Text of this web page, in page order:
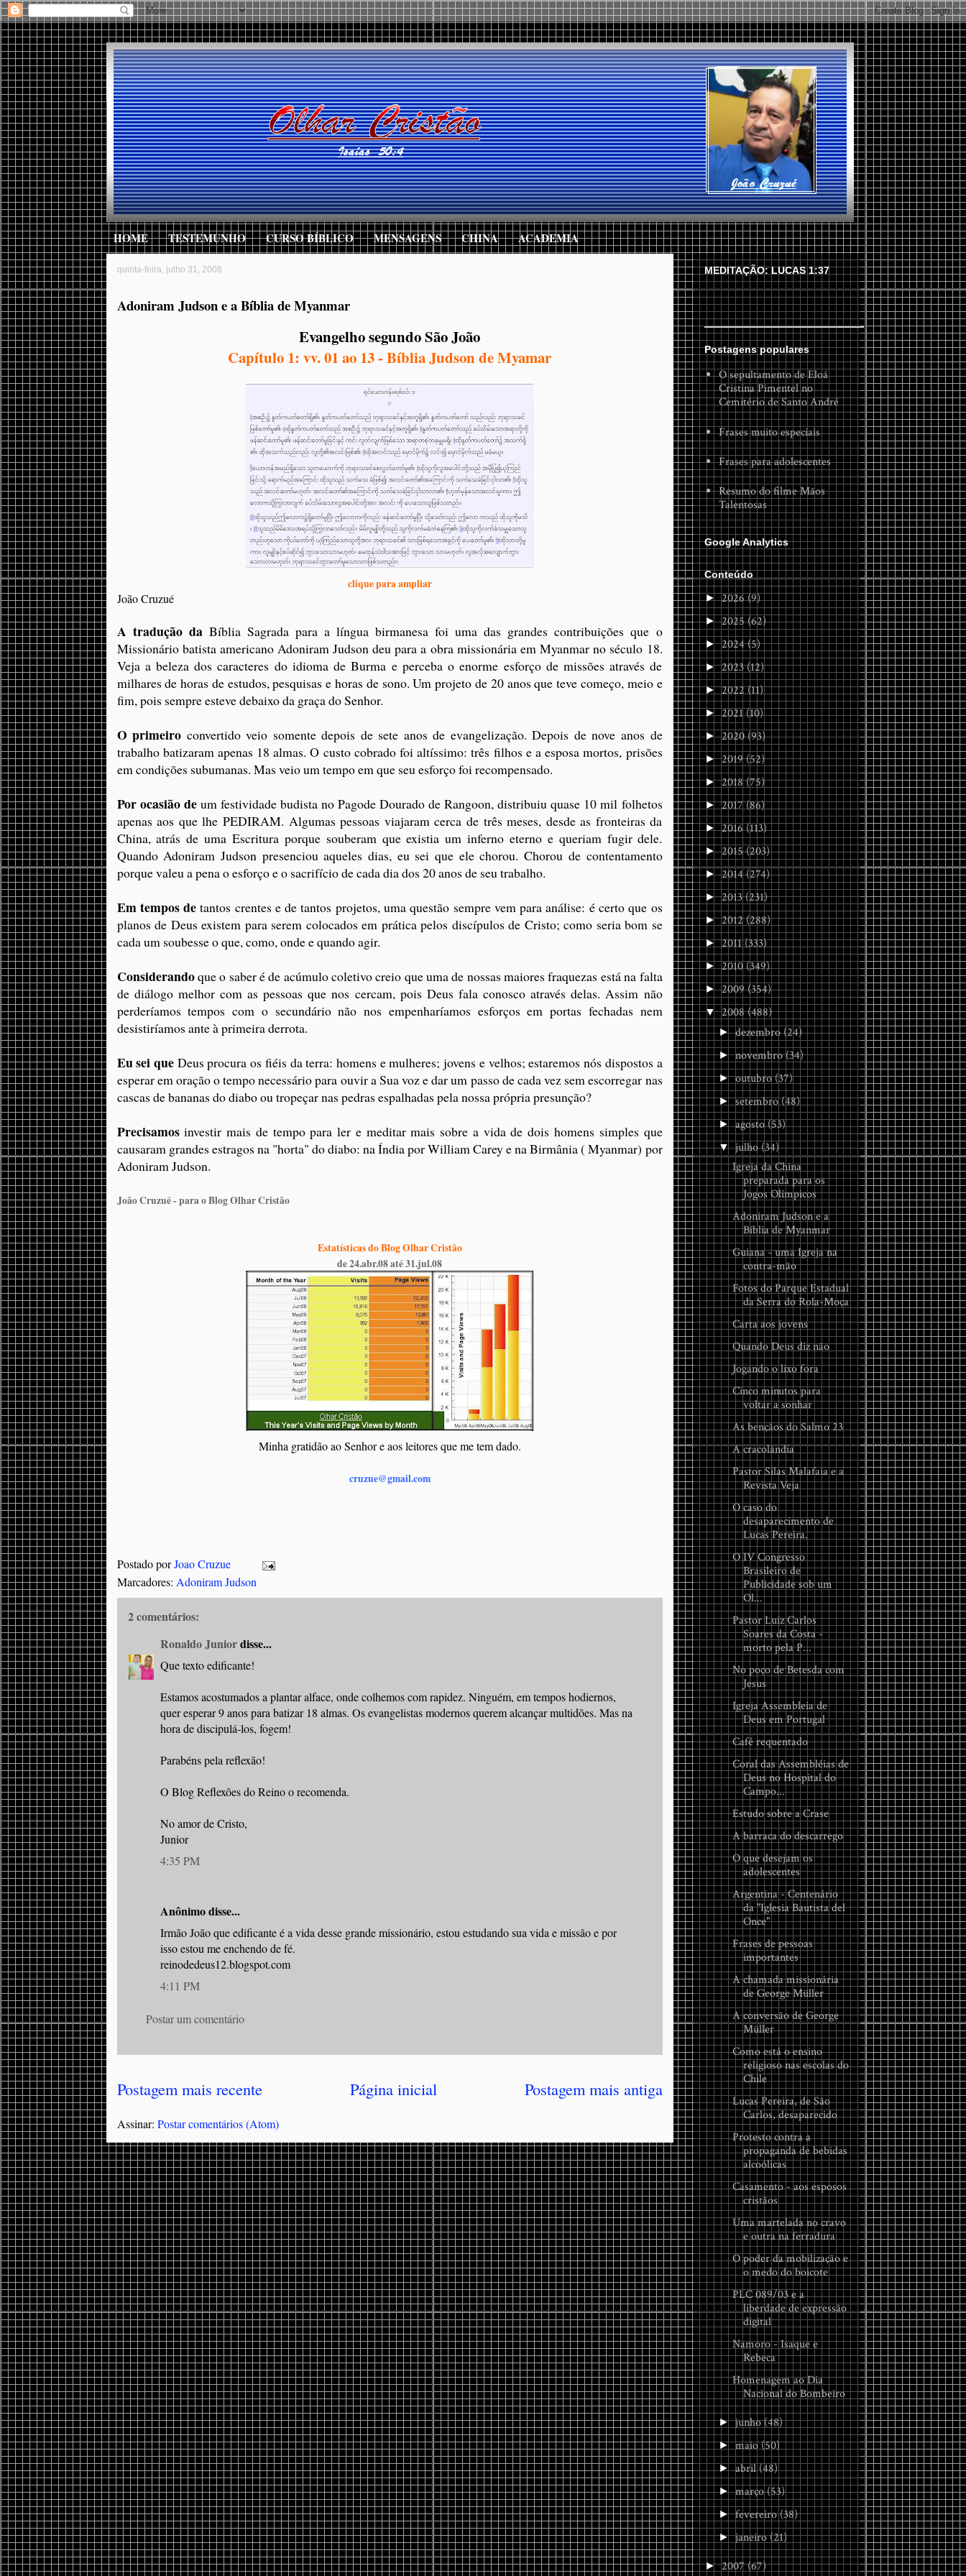
HOME TESTEMUNHO CURSO BÍBLICO MENSAGENS CHINA ACADEMIA
quinta-feira, julho 31, 2008
Adoniram Judson e a Bíblia de Myanmar
Evangelho segundo São João
Capítulo 1: vv. 01 ao 13 - Bíblia Judson de Myamar
clique para ampliar
João Cruzué
A tradução daBíblia Sagrada para a língua birmanesa foi uma das grandes contribuições que o
Missionário batista americano Adoniram Judson deu para a obra missionária em Myanmar no século 18.
Veja a beleza dos caracteres do idioma de Burma e perceba o enorme esforço de missões através de
milhares de horas de estudos, pesquisas e horas de sono. Um projeto de 20 anos que teve começo, meio e
fim, pois sempre esteve debaixo da graça do Senhor.
O primeiro convertido veio somente depois de sete anos de evangelização. Depois de nove anos de
trabalho batizaram apenas 18 almas. O custo cobrado foi altíssimo: três filhos e a esposa mortos, prisões
em condições subumanas. Mas veio um tempo em que seu esforço foi recompensado.
Por ocasião deum festividade budista no Pagode Dourado de Rangoon, distribuiu quase 10 mil folhetos
apenas aos que lhe PEDIRAM. Algumas pessoas viajaram cerca de três meses, desde as fronteiras da
China, atrás de uma Escritura porque souberam que existia um inferno eterno e queriam fugir dele.
Quando Adoniram Judson presenciou aqueles dias, eu sei que ele chorou. Chorou de contentamento
porque valeu a pena o esforço e o sacrifício de cada dia dos 20 anos de seu trabalho.
Em tempos de tantos crentes e de tantos projetos, uma questão sempre vem para análise: é certo que os
planos de Deus existem para serem colocados em prática pelos discípulos de Cristo; como seria bom se
cada um soubesse o que, como, onde e quando agir.
Considerandoque o saber é de acúmulo coletivo creio que uma de nossas maiores fraquezas está na falta
de diálogo melhor com as pessoas que nos cercam, pois Deus fala conosco através delas. Assim não
perderíamos tempos com o secundário não nos empenharíamos esforços em portas fechadas nem
desistiríamos ante à primeira derrota.
Eu sei queDeus procura os fiéis da terra: homens e mulheres; jovens e velhos; estaremos nós dispostos a
esperar em oração o tempo necessário para ouvir a Sua voz e dar um passo de cada vez sem escorregar nas
cascas de bananas do diabo ou tropeçar nas pedras espalhadas pela nossa própria presunção?
Precisamosinvestir mais de tempo para ler e meditar mais sobre a vida de dois homens simples que
causaram grandes estragos na "horta" do diabo: na Índia por William Carey e na Birmânia ( Myanmar) por
Adoniram Judson.
João Cruzué - para o Blog Olhar Cristão
Estatísticas do Blog Olhar Cristão
de 24.abr.08 até 31.jul.08
Minha gratidão ao Senhor e aos leitores que me tem dado.
cruzue@gmail.com
Postado porJoao Cruzue
Marcadores: Adoniram Judson
2 comentários:
Ronaldo Juniordisse...
Que texto edificante!
Estamos acostumados a plantar alface, onde colhemos com rapidez. Ninguém, em tempos hodiernos,
quer esperar 9 anos para batizar 18 almas. Os evangelistas modernos querem alcançar multidões. Mas na
hora de discipulá-los, fogem!
Parabéns pela reflexão!
O Blog Reflexões do Reino o recomenda.
No amor de Cristo,
Junior
4:35 PM
Anônimo disse...
Irmão João que edificante é a vida desse grande missionário, estou estudando sua vida e missão e por
isso estou me enchendo de fé.
reinodedeus12.blogspot.com
4:11 PM
Postar um comentário
Postagem mais recente Postagem mais antiga
Página inicial
Assinar: Postar comentários (Atom)
MEDITAÇÃO: LUCAS 1:37
Postagens populares
O sepultamento de Eloá
Cristina Pimentel no
Cemitério de Santo André
Frases muito especiais
Frases para adolescentes
Resumo do filme Mãos
Talentosas
Google Analytics
Conteúdo
►2026(9)
►2025(62)
►2024(5)
►2023(12)
►2022(11)
►2021(10)
►2020(93)
►2019(52)
►2018(75)
►2017(86)
►2016(113)
►2015(203)
►2014(274)
►2013(231)
►2012(288)
►2011(333)
►2010(349)
►2009(354)
▼2008(488)
►dezembro(24)
►novembro(34)
►outubro(37)
►setembro(48)
►agosto(53)
▼julho(34)
Igreja da China
preparada para os
Jogos Olímpicos
Adoniram Judson e a
Bíblia de Myanmar
Guiana - uma Igreja na
contra-mão
Fotos do Parque Estadual
da Serra do Rola-Moça
Carta aos jovens
Quando Deus diz não
Jogando o lixo fora
Cinco minutos para
voltar a sonhar
As bençãos do Salmo 23
A cracolândia
Pastor Silas Malafaia e a
Revista Veja
O caso do
desaparecimento de
Lucas Pereira.
O IV Congresso
Brasileiro de
Publicidade sob um
Ol...
Pastor Luiz Carlos
Soares da Costa -
morto pela P...
No poço de Betesda com
Jesus
Igreja Assembleia de
Deus em Portugal
Café requentado
Coral das Assembléias de
Deus no Hospital do
Campo...
Estudo sobre a Crase
A barraca do descarrego
O que desejam os
adolescentes
Argentina - Centenário
da "Iglesia Bautista del
Once"
Frases de pessoas
importantes
A chamada missionária
de George Müller
A conversão de George
Müller
Como está o ensino
religioso nas escolas do
Chile
Lucas Pereira, de São
Carlos, desaparecido
Protesto contra a
propaganda de bebidas
alcoólicas
Casamento - aos esposos
cristãos
Uma martelada no cravo
e outra na ferradura
O poder da mobilização e
o medo do boicote
PLC 089/03 e a
liberdade de expressão
digital
Namoro - Isaque e
Rebeca
Homenagem ao Dia
Nacional do Bombeiro
►junho(48)
►maio(50)
►abril(48)
►março(53)
►fevereiro(38)
►janeiro(21)
►2007(67)